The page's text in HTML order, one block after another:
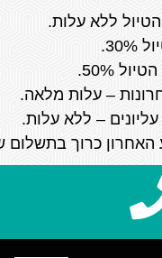
ללא עלות.
– ללא עלות.
כרוך בתשלום של 200